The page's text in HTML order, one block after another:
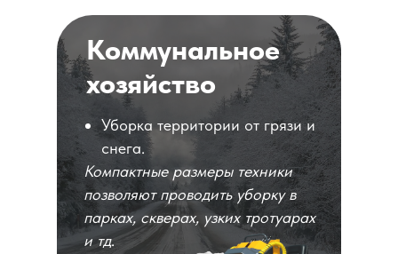
Коммунальное
хозяйство
Уборка территории от грязи и
снега.
Компактные размеры техники
позволяют проводить уборку в
парках, скверах, узких тротуарах
и тд.